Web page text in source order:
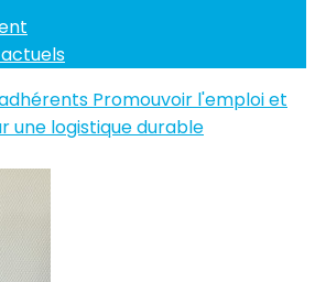
Promouvoir l'emploi et
une logistique durable